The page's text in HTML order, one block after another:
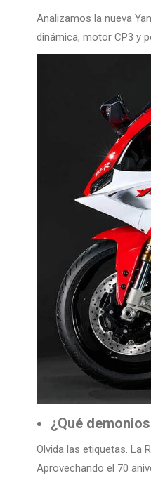
Analizamos la nueva
dinámica, motor CP3 y
¿Qué
Olvida las etiquetas. La
Aprovechando el 70